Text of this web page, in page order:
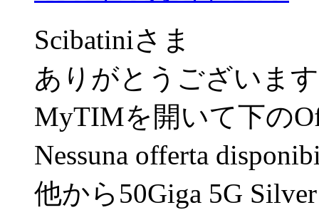
Scibatiniさま
ありがとうございま
MyTIMを開いて下の
Nessuna offerta
他から50Giga 5G